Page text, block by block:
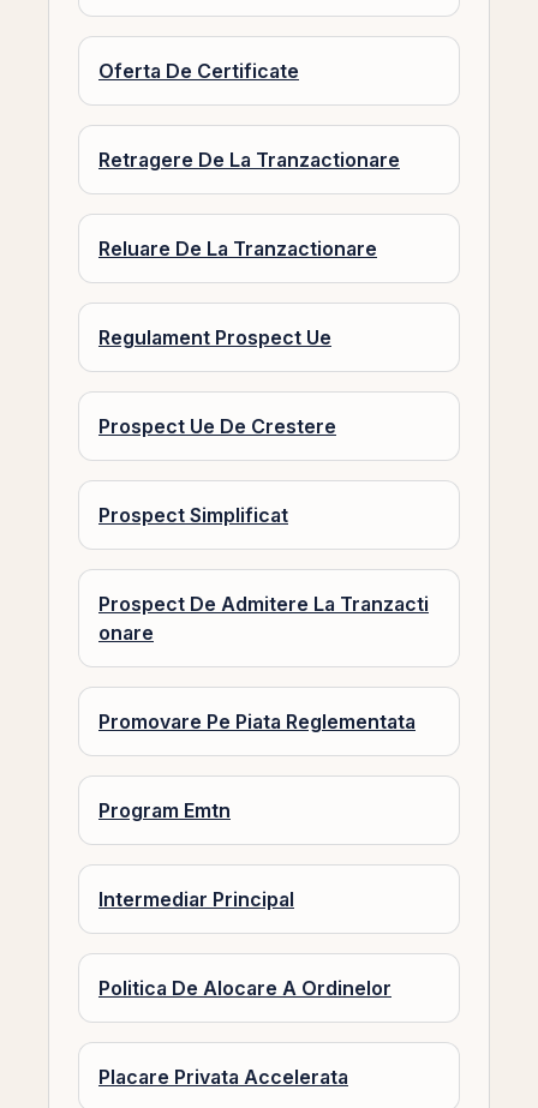
Oferta De Certificate
Retragere De La Tranzactionare
Reluare De La Tranzactionare
Regulament Prospect Ue
Prospect Ue De Crestere
Prospect Simplificat
Prospect De Admitere La Tranzacti
onare
Promovare Pe Piata Reglementata
Program Emtn
Intermediar Principal
Politica De Alocare A Ordinelor
Placare Privata Accelerata